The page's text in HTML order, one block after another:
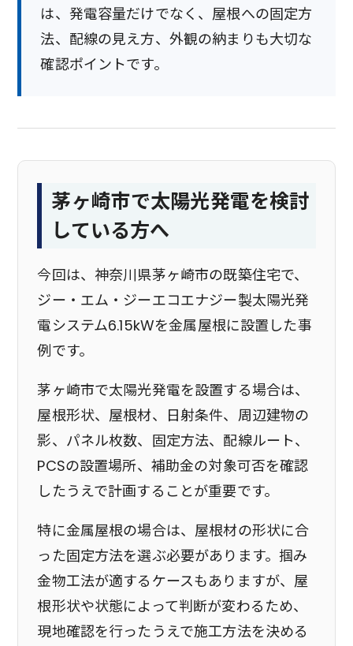
は、発電容量だけでなく、屋根への固定方
法、配線の見え方、外観の納まりも大切な
確認ポイントです。
茅ヶ崎市で太陽光発電を検討
している方へ
今回は、神奈川県茅ヶ崎市の既築住宅で、
ジー・エム・ジーエコエナジー製太陽光発
電システム6.15kWを金属屋根に設置した事
例です。
茅ヶ崎市で太陽光発電を設置する場合は、
屋根形状、屋根材、日射条件、周辺建物の
影、パネル枚数、固定方法、配線ルート、
PCSの設置場所、補助金の対象可否を確認
したうえで計画することが重要です。
特に金属屋根の場合は、屋根材の形状に合
った固定方法を選ぶ必要があります。掴み
金物工法が適するケースもありますが、屋
根形状や状態によって判断が変わるため、
現地確認を行ったうえで施工方法を決める